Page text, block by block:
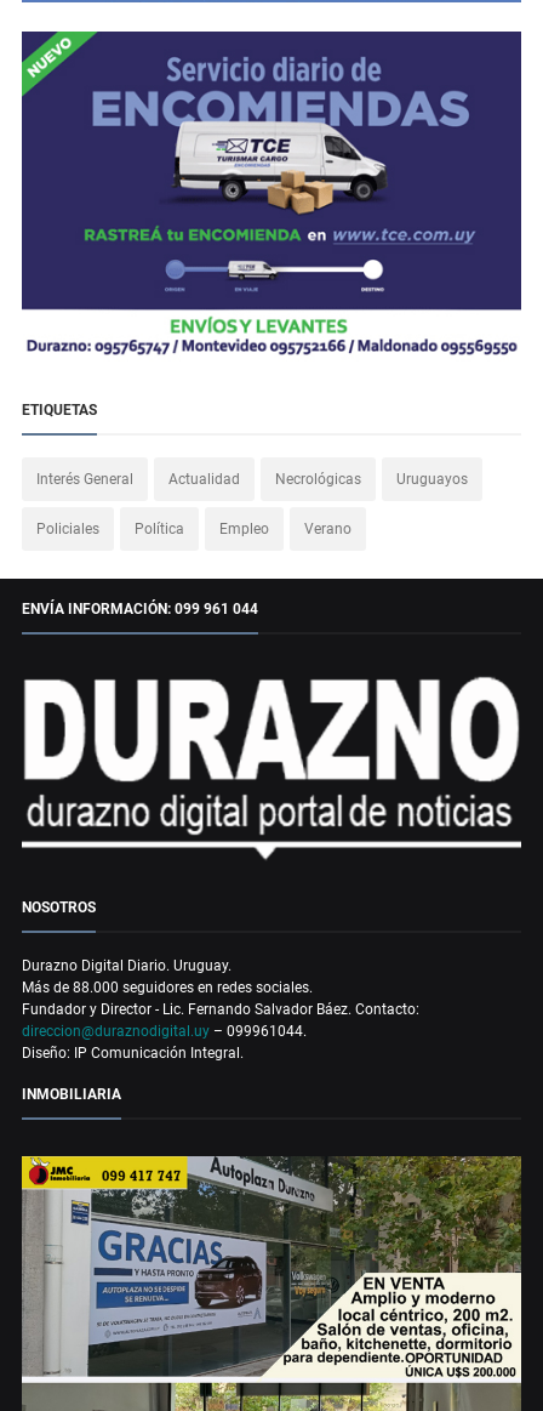
ETIQUETAS
Interés General Actualidad Necrológicas Uruguayos
Policiales Política Empleo Verano
ENVÍA INFORMACIÓN: 099 961 044
NOSOTROS
Durazno Digital Diario. Uruguay.
Más de 88.000 seguidores en redes sociales.
Fundador y Director - Lic. Fernando Salvador Báez. Contacto:
direccion@duraznodigital.uy – 099961044.
Diseño: IP Comunicación Integral.
INMOBILIARIA